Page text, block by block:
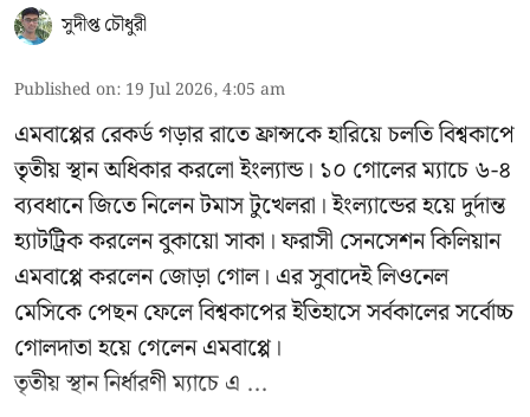
সুদীপ্ত চৌধুরী
Published on: 19 Jul 2026, 4:05 am
এমবাপ্পের রেকর্ড গড়ার রাতে ফ্রান্সকে হারিয়ে চলতি বিশ্বকাপে
তৃতীয় স্থান অধিকার করলো ইংল্যান্ড। ১০ গোলের ম্যাচে ৬-৪
ব্যবধানে জিতে নিলেন টমাস টুখেলরা। ইংল্যান্ডের হয়ে দুর্দান্ত
হ্যাটট্রিক করলেন বুকায়ো সাকা। ফরাসী সেনসেশন কিলিয়ান
এমবাপ্পে করলেন জোড়া গোল। এর সুবাদেই লিওনেল
মেসিকে পেছন ফেলে বিশ্বকাপের ইতিহাসে সর্বকালের সর্বোচ্চ
গোলদাতা হয়ে গেলেন এমবাপ্পে।
তৃতীয় স্থান নির্ধারণী ম্যাচে এ ...